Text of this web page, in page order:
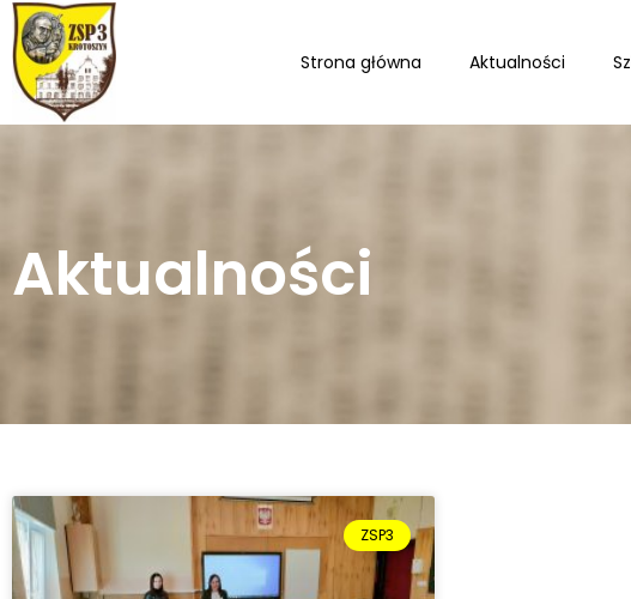
Strona główna Aktualności
Aktualności
ZSP3